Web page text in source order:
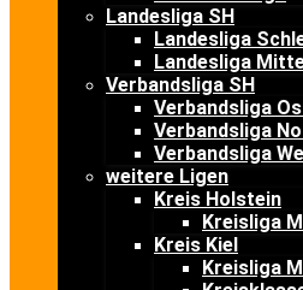
Landesliga SH
Landesliga
Landesliga
Verbandsliga SH
Verbandsliga
Verbandsliga
Verbandsliga
weitere Ligen
Kreis Holstein
Kreisliga M
Kreis Kiel
Kreisliga